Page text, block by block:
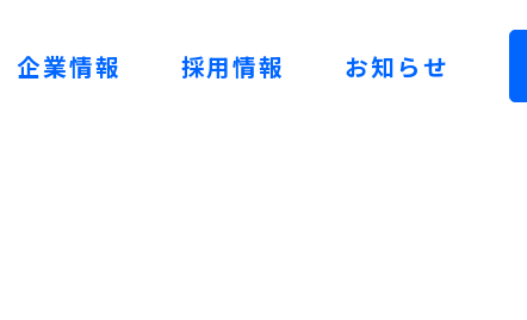
企業情報 採用情報 お知らせ